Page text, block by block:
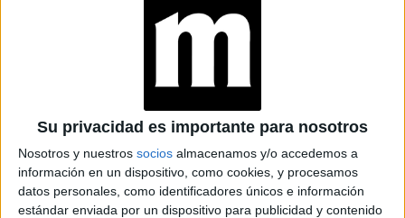
Su privacidad es importante para nosotros
Nosotros y nuestros socios almacenamos y/o accedemos a
información en un dispositivo, como cookies, y procesamos
datos personales, como identificadores únicos e información
estándar enviada por un dispositivo para publicidad y contenido
puro, es recomendable agregar a la rutina de belleza un
las manchas.
¿Cómo se puede incorporar a la vitamina C dentro de la
rutina de cuidados diaria?